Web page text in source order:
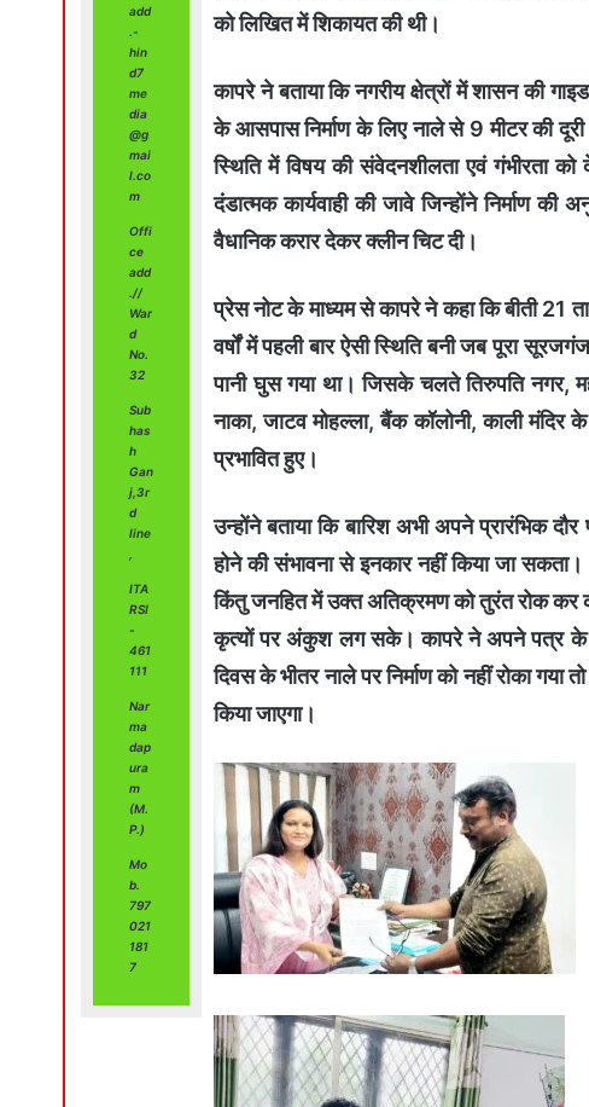
add
.-
hin
d7
me
dia
@g
mai
l.co
m
Offi
ce
add
.//
War
d
No.
32
Sub
has
h
Gan
j,3r
d
line
ITA
RSI
-
461
111
Nar
ma
dap
ura
m
(M.
P.)
Mo
b.
797
021
181
7
को लिखित में शिकायत की थी।
कापरे ने बताया कि नगरीय क्षेत्रों में शासन की
के आसपास निर्माण के लिए नाले से 9 मीटर की दूरी
स्थिति में विषय की संवेदनशीलता एवं गंभीरता
दंडात्मक कार्यवाही की जावे जिन्होंने निर्माण की
वैधानिक करार देकर क्लीन चिट दी।
प्रेस नोट के माध्यम से कापरे ने कहा कि बीती 21
वर्षों में पहली बार ऐसी स्थिति बनी जब पूरा
पानी घुस गया था। जिसके चलते तिरुपति नगर,
नाका, जाटव मोहल्ला, बैंक कॉलोनी, काली मंदिर
प्रभावित हुए।
उन्होंने बताया कि बारिश अभी अपने प्रारंभिक
होने की संभावना से इनकार नहीं किया जा सकता।
किंतु जनहित में उक्त अतिक्रमण को तुरंत रोक कर
कृत्यों पर अंकुश लग सके। कापरे ने अपने पत्र के
दिवस के भीतर नाले पर निर्माण को नहीं रोका
किया जाएगा।